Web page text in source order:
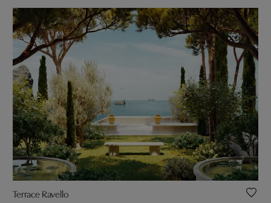
Terrace Ravello